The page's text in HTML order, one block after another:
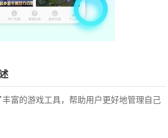
富的游戏工具，帮助用户更好地管理自己